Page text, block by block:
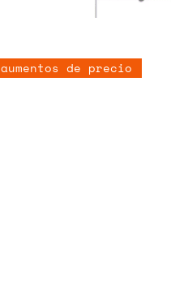
aumentos de precio